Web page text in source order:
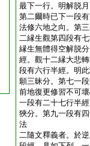
最下一行。明解脱
第二爾時已下一段
法修六地之向。第
二縁生觀第四段有
縁生無體得空解脱
經。觀十二縁大悲
段有六行半經。明
願三昧分。第七一
前地復更修習不可
一段有二十七行半
狹分。第九一段有
法
二隨文釋義者。於